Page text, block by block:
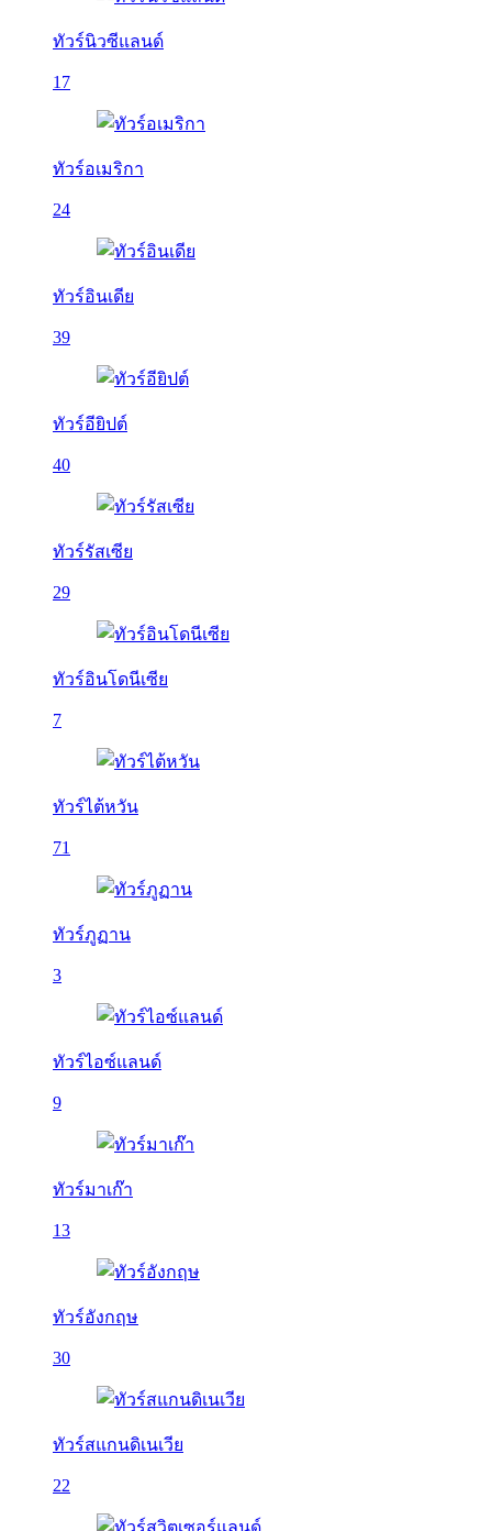
ทัวร์นิวซีแลนด์
17
ทัวร์อเมริกา
24
ทัวร์อินเดีย
39
ทัวร์อียิปต์
40
ทัวร์รัสเซีย
29
ทัวร์อินโดนีเซีย
7
ทัวร์ไต้หวัน
71
ทัวร์ภูฏาน
3
ทัวร์ไอซ์แลนด์
9
ทัวร์มาเก๊า
13
ทัวร์อังกฤษ
30
ทัวร์สแกนดิเนเวีย
22